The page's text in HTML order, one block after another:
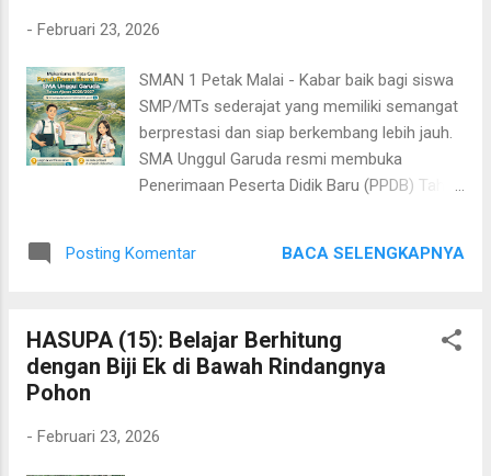
pembuatan pagar dari batang singkong.
Menyeluruh Para siswa bersama guru
melakukan penyisiran di berbagai titik
lingkungan sekolah. Sampah yang menjadi
perhatian utama adalah bungkus permen,
kemasan snack, plastik minuman, dan sisa-
tercecer di selasar, halaman, maupun sekitar
- Februari 23, 2026
SMAN 1 Petak Malai - Kabar baik bagi siswa
SMP/MTs sederajat yang memiliki semangat
berprestasi dan siap berkembang lebih jauh.
SMA Unggul Garuda resmi membuka
Penerimaan Peserta Didik Baru (PPDB) Tahun
dari seluruh Indonesia yang memiliki potensi
program pengembangan diri yang intensif.
Agar tidak keliru dalam proses pendaftaran,
secara lengkap. A. Kriteria Umum Pendaftar
Posting Komentar BACA SELENGKAPNYA
HASUPA (15): Belajar Berhitung
dengan Biji Ek di Bawah Rindangnya
Pohon
- Februari 23, 2026